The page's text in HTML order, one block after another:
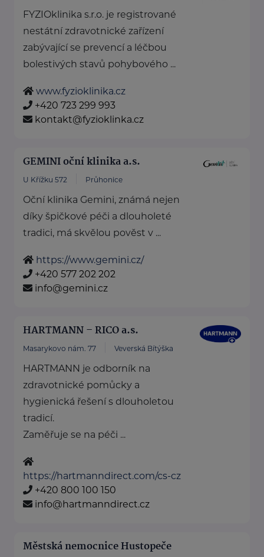
FYZIOklinika s.r.o. je registrované
nestátní zdravotnické zařízení
zabývající se prevencí a léčbou
bolestivých stavů pohybového ...
www.fyzioklinika.cz
+420 723 299 993
kontakt@fyzioklinka.cz
GEMINI oční klinika a.s.
U Křížku 572 Průhonice
Oční klinika Gemini, známá nejen
díky špičkové péči a dlouholeté
tradici, má skvělou pověst v ...
https://www.gemini.cz/
+420 577 202 202
info@gemini.cz
HARTMANN – RICO a.s.
Masarykovo nám. 77 Veverská Bítýška
HARTMANN je odborník na
zdravotnické pomůcky a
hygienická řešení s dlouholetou
tradicí.
Zaměřuje se na péči ...
https://hartmanndirect.com/cs-cz
+420 800 100 150
info@hartmanndirect.cz
Městská nemocnice Hustopeče